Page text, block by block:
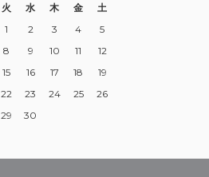
火 水 木 金
土
1
2 3 4
5
8 9 10 11
12
15 16 17 18
19
22 23 24 25
26
29 30